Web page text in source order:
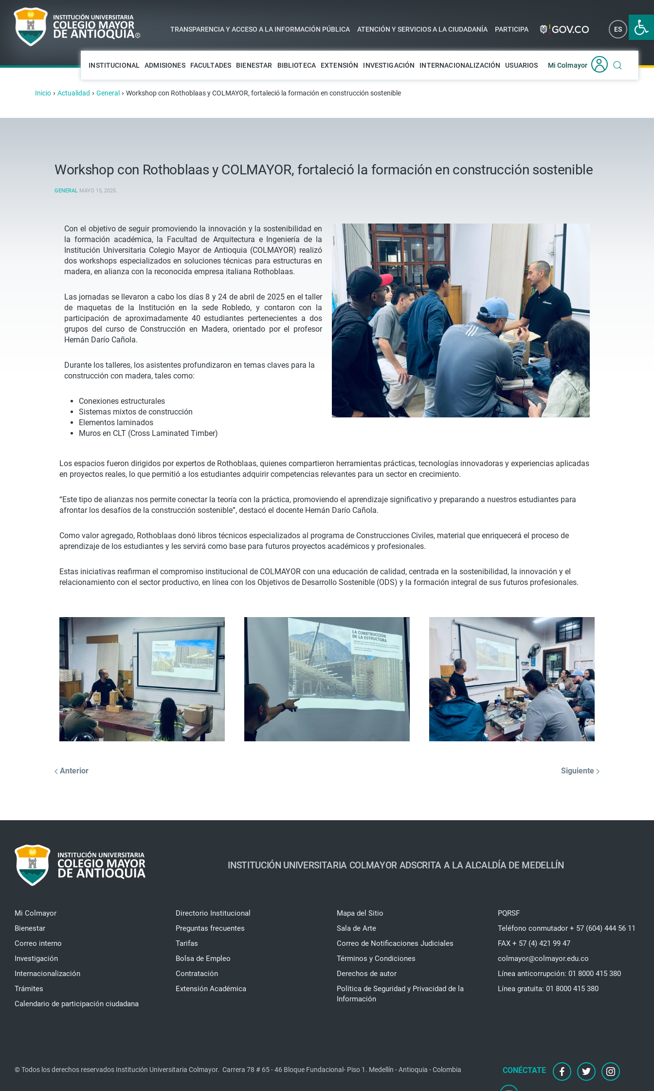
Abrir
TRANSPARENCIA Y ACCESO A LA INFORMACIÓN PÚBLICA ATENCIÓN Y SERVICIOS A LA CIUDADANÍA PARTICIPA ES EN
INSTITUCIONAL ADMISIONES FACULTADES BIENESTAR BIBLIOTECA EXTENSIÓN INVESTIGACIÓN INTERNACIONALIZACIÓN USUARIOS Mi Colmayor
Inicio › Actualidad › General › Workshop con Rothoblaas y COLMAYOR, fortaleció la formación en construcción sostenible
Workshop con Rothoblaas y COLMAYOR, fortaleció la formación en construcción sostenible
GENERAL MAYO 15, 2025.
Con el objetivo de seguir promoviendo la innovación y la sostenibilidad en
la formación académica, la Facultad de Arquitectura e Ingeniería de la
Institución Universitaria Colegio Mayor de Antioquia (COLMAYOR) realizó
dos workshops especializados en soluciones técnicas para estructuras en
madera, en alianza con la reconocida empresa italiana Rothoblaas.
Las jornadas se llevaron a cabo los días 8 y 24 de abril de 2025 en el taller
de maquetas de la Institución en la sede Robledo, y contaron con la
participación de aproximadamente 40 estudiantes pertenecientes a dos
grupos del curso de Construcción en Madera, orientado por el profesor
Hernán Darío Cañola.
Durante los talleres, los asistentes profundizaron en temas claves para la
construcción con madera, tales como:
Conexiones estructurales
Sistemas mixtos de construcción
Elementos laminados
Muros en CLT (Cross Laminated Timber)
Los espacios fueron dirigidos por expertos de Rothoblaas, quienes compartieron herramientas prácticas, tecnologías innovadoras y experiencias aplicadas
en proyectos reales, lo que permitió a los estudiantes adquirir competencias relevantes para un sector en crecimiento.
“Este tipo de alianzas nos permite conectar la teoría con la práctica, promoviendo el aprendizaje significativo y preparando a nuestros estudiantes para
afrontar los desafíos de la construcción sostenible”, destacó el docente Hernán Darío Cañola.
Como valor agregado, Rothoblaas donó libros técnicos especializados al programa de Construcciones Civiles, material que enriquecerá el proceso de
aprendizaje de los estudiantes y les servirá como base para futuros proyectos académicos y profesionales.
Estas iniciativas reafirman el compromiso institucional de COLMAYOR con una educación de calidad, centrada en la sostenibilidad, la innovación y el
relacionamiento con el sector productivo, en línea con los Objetivos de Desarrollo Sostenible (ODS) y la formación integral de sus futuros profesionales.
Anterior Siguiente
INSTITUCIÓN UNIVERSITARIA COLMAYOR ADSCRITA A LA ALCALDÍA DE MEDELLÍN
Mi Colmayor
Bienestar
Correo interno
Investigación
Internacionalización
Trámites
Calendario de participación ciudadana
Directorio Institucional
Preguntas frecuentes
Tarifas
Bolsa de Empleo
Contratación
Extensión Académica
Mapa del Sitio
Sala de Arte
Correo de Notificaciones Judiciales
Términos y Condiciones
Derechos de autor
Política de Seguridad y Privacidad de la
Información
PQRSF
Teléfono conmutador + 57 (604) 444 56 11
FAX + 57 (4) 421 99 47
colmayor@colmayor.edu.co
Línea anticorrupción: 01 8000 415 380
Línea gratuita: 01 8000 415 380
© Todos los derechos reservados Institución Universitaria Colmayor. Carrera 78 # 65 - 46 Bloque Fundacional- Piso 1. Medellín - Antioquia - Colombia